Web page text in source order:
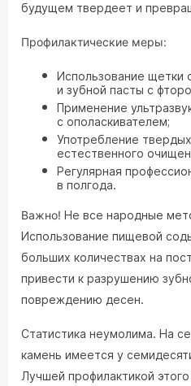
будущем твердеет и
Профилактические меры:
Использование щетки
и зубной пасты с
Применение
с ополаскивателем;
Употребление
естественного
Регулярная
в полгода.
Важно! Не все народные
Использование пищевой
больших количествах на
привести к разрушению
повреждению десен.
Статистика неумолима. На
камень имеется у
Лучшей профилактикой